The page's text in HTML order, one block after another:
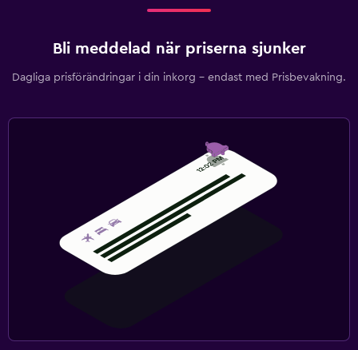
Bli meddelad när priserna sjunker
Dagliga prisförändringar i din inkorg – endast med Prisbevakning.